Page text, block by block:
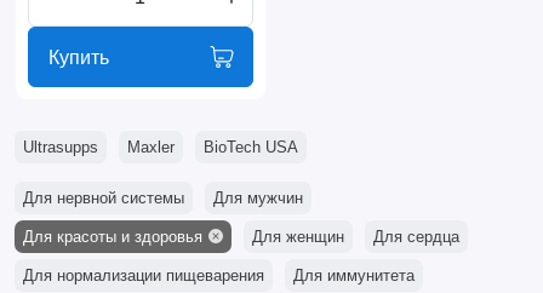
Купить
Ultrasupps Maxler BioTech USA
Для нервной системы Для мужчин
Для красоты и здоровья Для женщин Для сердца
Для нормализации пищеварения Для иммунитета